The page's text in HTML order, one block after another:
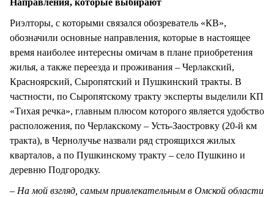
Риэлторы, с которыми связался обозреватель «КВ»,
обозначили основные направления, которые в настоящее
время наиболее интересны омичам в плане приобретения
жилья, а также переезда и проживания – Черлакский,
Красноярский, Сыропятский и Пушкинский тракты. В
частности, по Сыропятскому тракту эксперты выделили КП
«Тихая речка», главным плюсом которого является удобство
расположения, по Черлакскому – Усть-Заостровку (20-й км
тракта), в Чернолучье назвали ряд строящихся жилых
кварталов, а по Пушкинскому тракту – село Пушкино и
деревню Подгородку.
– На мой взгляд, самым привлекательным в Омской области